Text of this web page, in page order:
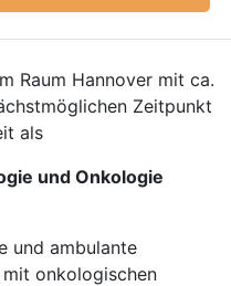
Raum Hannover mit ca.
Zeitpunkt
als
und Onkologie
und ambulante
onkologischen